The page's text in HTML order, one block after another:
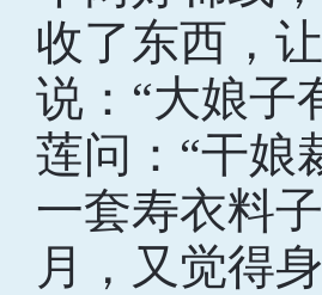
收了东西，
说：“大娘子
莲问：“干娘
一套寿衣料
月，又觉得